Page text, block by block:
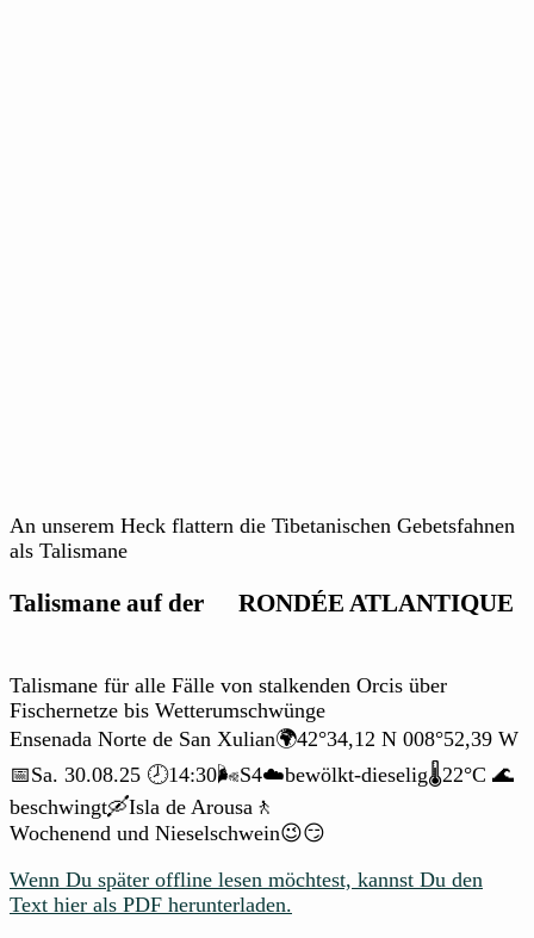
An unserem Heck flattern die Tibetanischen Gebetsfahnen
als Talismane
Talismane auf der RONDÉE ATLANTIQUE
Talismane für alle Fälle von stalkenden Orcis über
Fischernetze bis Wetterumschwünge
Ensenada Norte de San Xulian🌍42°34,12 N 008°52,39 W
📅Sa. 30.08.25 🕗14:30🌬️S4☁️bewölkt-dieselig🌡️22°C 🌊
beschwingt🛶Isla de Arousa🚶
Wochenend und Nieselschwein😉😏
Wenn Du später offline lesen möchtest, kannst Du den
Text hier als PDF herunterladen.